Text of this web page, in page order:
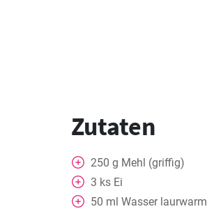
Zutaten
250 g Mehl (griffig)
3 ks Ei
50 ml Wasser laurwarm